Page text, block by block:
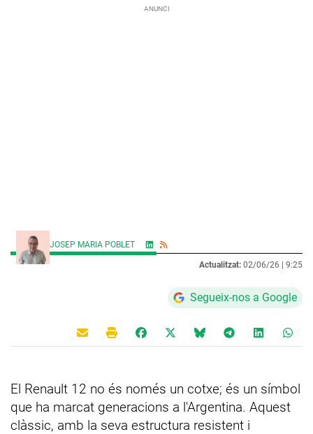
JOSEP MARIA POBLET
Actualitzat: 02/06/26 | 9:25
Segueix-nos a Google
El Renault 12 no és només un cotxe; és un símbol
que ha marcat generacions a l'Argentina. Aquest
clàssic, amb la seva estructura resistent i